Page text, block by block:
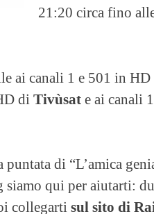
21:20 circa fino
ai canali 1 e 501 in HD
di Tivùsat e ai canali
di “L’amica
siamo qui per aiutarti:
collegarti sul sito di